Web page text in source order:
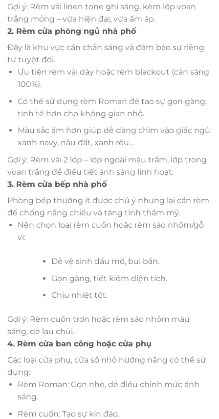
Gợi ý: Rèm vải linen tone ghi sáng, kèm lớp voan
trắng mỏng – vừa hiện đại, vừa ấm áp.
2. Rèm cửa phòng ngủ nhà phố
Đây là khu vực cần chắn sáng và đảm bảo sự riêng
tư tuyệt đối.
Ưu tiên rèm vải dày hoặc rèm blackout (cản sáng
100%).
Có thể sử dụng rèm Roman để tạo sự gọn gàng,
tinh tế hơn cho không gian nhỏ.
Màu sắc ấm hơn giúp dễ dàng chìm vào giấc ngủ:
xanh navy, nâu đất, xanh rêu…
Gợi ý: Rèm vải 2 lớp – lớp ngoài màu trầm, lớp trong
voan trắng để điều tiết ánh sáng linh hoạt.
3. Rèm cửa bếp nhà phố
Phòng bếp thường ít được chú ý nhưng lại cần rèm
để chống nắng chiều và tăng tính thẩm mỹ.
Nên chọn loại rèm cuốn hoặc rèm sáo nhôm/gỗ
vì:
Dễ vệ sinh dầu mỡ, bụi bẩn.
Gọn gàng, tiết kiệm diện tích.
Chịu nhiệt tốt.
Gợi ý: Rèm cuốn trơn hoặc rèm sáo nhôm màu
sáng, dễ lau chùi.
4. Rèm cửa ban công hoặc cửa phụ
Các loại cửa phụ, cửa sổ nhỏ hướng nắng có thể sử
dụng:
Rèm Roman: Gọn nhẹ, dễ điều chỉnh mức ánh
sáng.
Rèm cuốn: Tạo sự kín đáo.